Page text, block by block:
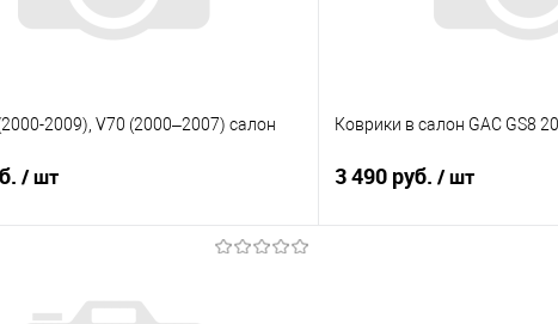
2009), V70 (2000–2007) салон
/ шт
Коврики в салон GAC GS8
3 490 руб. / шт